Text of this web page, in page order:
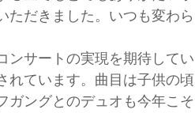
ただきました。いつも変わら
ンサートの実現を期待してい
れています。曲目は子供の頃
ガングとのデュオも今年こそ